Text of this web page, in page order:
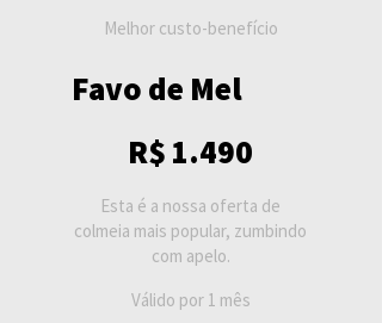
Melhor custo-benefício
Favo de Mel
R$ 1.490
Esta é a nossa oferta de
colmeia mais popular, zumbindo
com apelo.
Válido por 1 mês